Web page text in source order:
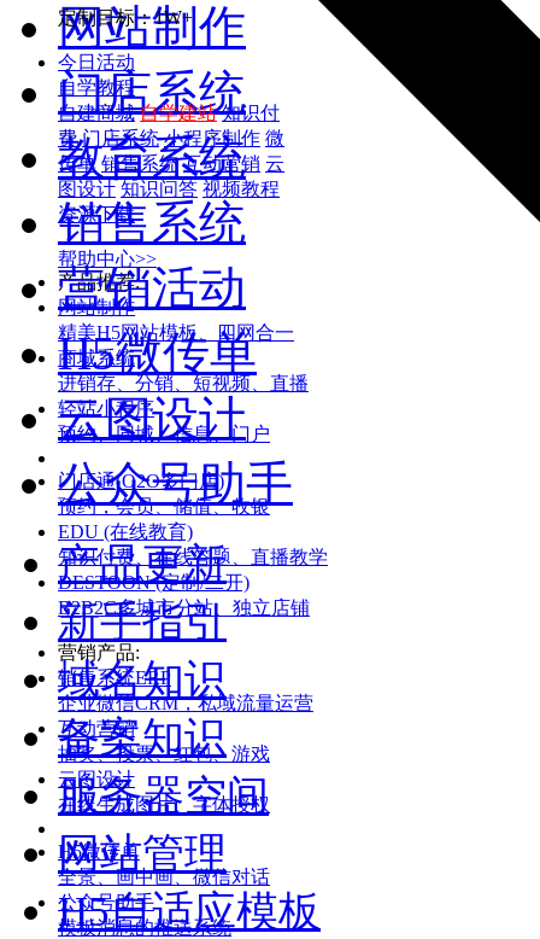
定制目标：1W+
今日活动
自学教程
自建商城 自学建站 知识付
费 门店系统 小程序制作 微
传单 销售系统 互动营销 云
图设计 知识问答 视频教程
资源下载
帮助中心>>
产品推荐:
网站制作
精美H5网站模板、四网合一
商城系统
进销存、分销、短视频、直播
轻站小程序
预约、同城、信息、门户
门店通(O2O多门店)
预约，会员、储值、收银
EDU (在线教育)
知识付费、在线答题、直播教学
DESTOON (定制/二开)
B2B2C多城市分站、独立店铺
营销产品:
销售系统ERP
企业微信CRM，私域流量运营
互动营销
抽奖、投票、红包、游戏
云图设计
在线生成图片、字体授权
H5微传单
全景、画中画、微信对话
公众号助手
模板消息的推送系统
网站制作
门店系统
教育系统
销售系统
营销活动
H5微传单
云图设计
公众号助手
产品更新
新手指引
域名知识
备案知识
服务器空间
网站管理
H5自适应模板